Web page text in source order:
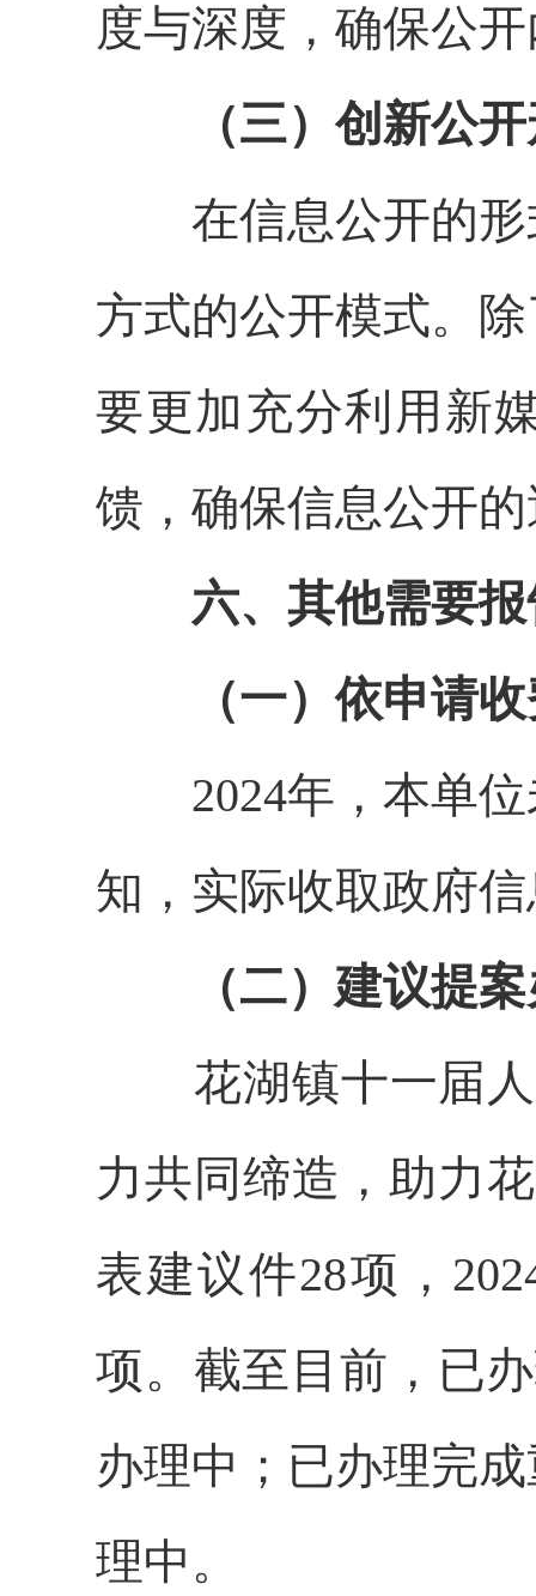
度与深度，确保公
（三）创新公
在信息公开的形
方式的公开模式。
要更加充分利用新
馈，确保信息公开
六、其他需要报
（一）依申请
2024年，本单
知，实际收取政府
（二）建议提
花湖镇十一届人
力共同缔造，助力
表建议件28项，
项。截至目前，已
办理中；已办理完
理中。